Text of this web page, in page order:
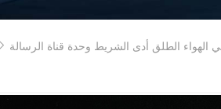
 الهواء الطلق أدى الشريط وحدة قناة الرسالة